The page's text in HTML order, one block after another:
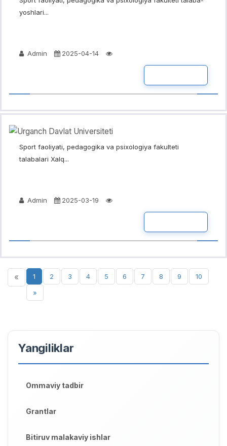
yoshlari...
Admin 2025-04-14
Sport faoliyati, pedagogika va psixologiya fakulteti
talabalari Xalq...
Admin 2025-03-19
« 1 2 3 4 5 6 7 8 9
10
»
Yangiliklar
Ommaviy tadbir
Grantlar
Bitiruv malakaviy ishlar